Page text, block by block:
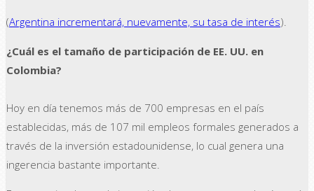
(Argentina incrementará, nuevamente, su tasa de interés).
¿Cuál es el tamaño de participación de EE. UU. en
Colombia?
Hoy en día tenemos más de 700 empresas en el país
establecidas, más de 107 mil empleos formales generados a
través de la inversión estadounidense, lo cual genera una
ingerencia bastante importante.